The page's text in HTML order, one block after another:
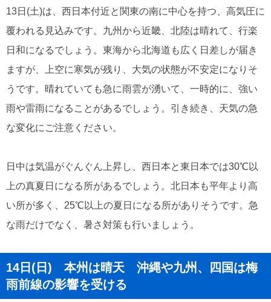
13日(土)は、西日本付近と関東の南に中心を持つ、高気圧に
覆われる見込みです。九州から近畿、北陸は晴れて、行楽
日和になるでしょう。東海から北海道も広く日差しが届き
ますが、上空に寒気が残り、大気の状態が不安定になりそ
うです。晴れていても急に雨雲が湧いて、一時的に、強い
雨や雷雨になることがあるでしょう。引き続き、天気の急
な変化にご注意ください。
日中は気温がぐんぐん上昇し、西日本と東日本では30℃以
上の真夏日になる所があるでしょう。北日本も平年より高
い所が多く、25℃以上の夏日になる所がありそうです。急
な雨だけでなく、暑さ対策も行いましょう。
14日(日) 本州は晴天 沖縄や九州、四国は梅
雨前線の影響を受ける